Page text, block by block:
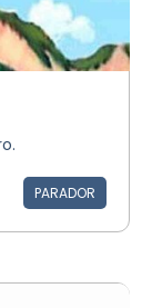
PARADOR